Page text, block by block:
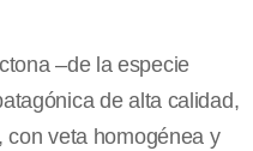
–de la especie
de alta calidad,
con veta homogénea y